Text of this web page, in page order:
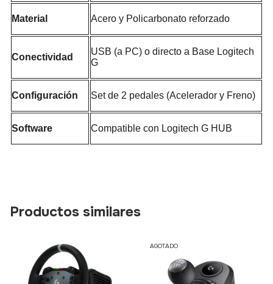
Material Acero y Policarbonato reforzado
Conectividad
USB (a PC) o directo a Base Logitech
G
Configuración Set de 2 pedales (Acelerador y Freno)
Software Compatible con Logitech G HUB
Productos similares
AGOTADO